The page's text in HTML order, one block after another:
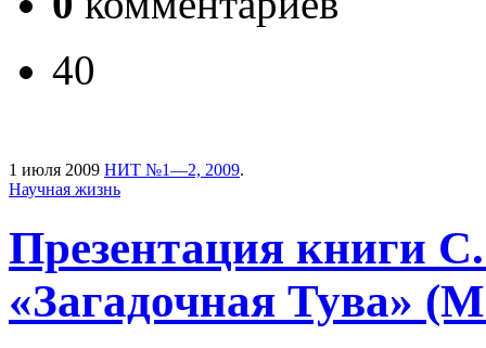
40
1 июля 2009 НИТ №1—2, 2009.
Научная жизнь
Презентация книги
«Загадочная Тува»